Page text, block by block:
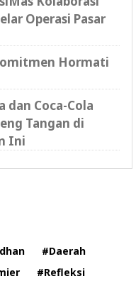
Operasi Pasar
Hormati
dan Coca-Cola
Tangan di
Ini
#Daerah
#Refleksi